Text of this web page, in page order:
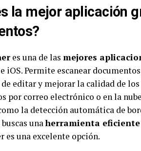
la mejor aplicación
es una de las mejores
iOS. Permite escanear
editar y mejorar la calidad de los
por correo electrónico o en la
la detección automática de
unaherramienta
es una excelente opción.